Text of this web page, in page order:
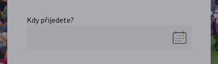
Kdy přijedete?